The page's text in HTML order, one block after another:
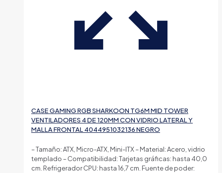
CASE GAMING RGB SHARKOON TG6M MID TOWER
VENTILADORES 4 DE 120MM CON VIDRIO LATERAL Y
MALLA FRONTAL 4044951032136 NEGRO
– Tamaño: ATX, Micro-ATX, Mini-ITX – Material: Acero, vidrio
templado – Compatibilidad: Tarjetas gráficas: hasta 40,0
cm. Refrigerador CPU: hasta 16,7 cm. Fuente de poder: